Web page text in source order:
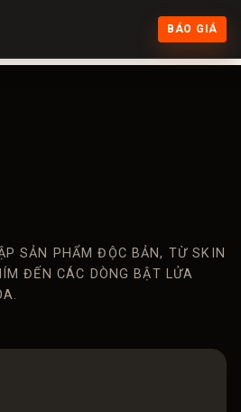
BÁO GIÁ
SẢN PHẨM ĐỘC BẢN, TỪ SKIN
ĐẾN CÁC DÒNG BẬT LỬA